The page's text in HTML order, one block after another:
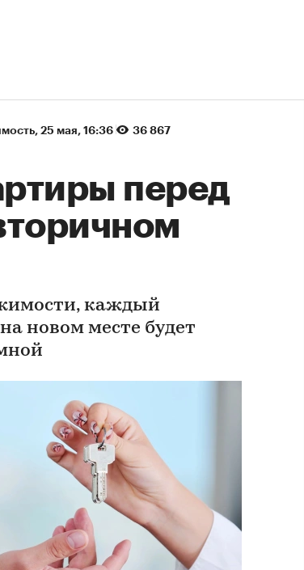
⁠, 25 мая, 16:36
36 867
перед
каждый
новом месте будет